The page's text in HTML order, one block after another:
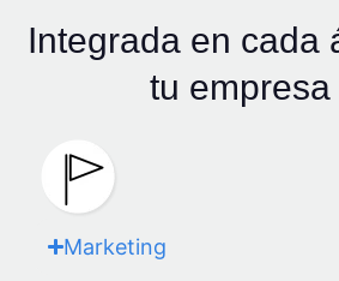
Integrada en cada
tu empresa
Marketing